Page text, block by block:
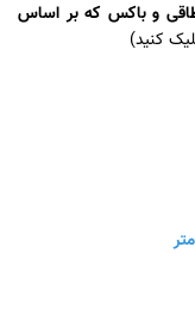
طاقی و باکس که بر اساس
کنید)